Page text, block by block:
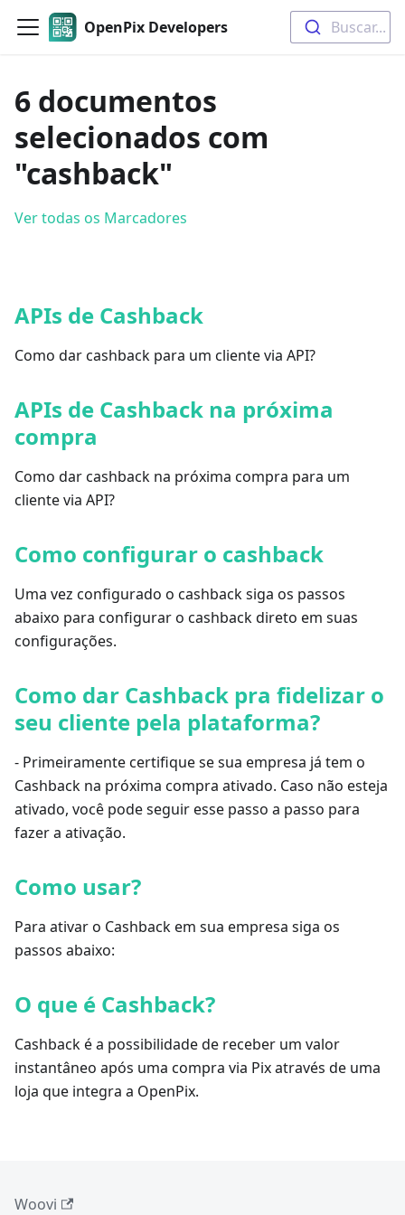
OpenPix Developers Buscar...
6 documentos
selecionados com
"cashback"
Ver todas os Marcadores
APIs de Cashback
Como dar cashback para um cliente via API?
APIs de Cashback na próxima
compra
Como dar cashback na próxima compra para um
cliente via API?
Como configurar o cashback
Uma vez configurado o cashback siga os passos
abaixo para configurar o cashback direto em suas
configurações.
Como dar Cashback pra fidelizar o
seu cliente pela plataforma?
- Primeiramente certifique se sua empresa já tem o
Cashback na próxima compra ativado. Caso não esteja
ativado, você pode seguir esse passo a passo para
fazer a ativação.
Como usar?
Para ativar o Cashback em sua empresa siga os
passos abaixo:
O que é Cashback?
Cashback é a possibilidade de receber um valor
instantâneo após uma compra via Pix através de uma
loja que integra a OpenPix.
Woovi